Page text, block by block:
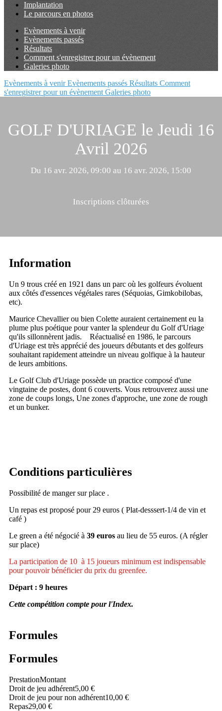
Implantation
Le parcours en photos
Evènements à venir
Evènements passés
Résultats
Comment s'enregistrer pour un évènement
Galeries photo
Evènements à venirEvènements passés Résultats Comment
s'enregistrer pour un évènement Galeries photo
GOLF D'URIAGE le Jeudi 16
Avril 2026
Du 16 avr. 2026, 09:00 au 16 avr. 2026, 15:00
Inscriptions clôturées
Information
Un 9 trous créé en 1921 dans un parc où les golfeurs évoluent
aux côtés d'essences végétales rares (Séquoias, Gimkobilobas,
etc).
Maurice Chevallier ou bien Colette auraient certainement eu la
plume plus poétique pour vanter la splendeur du Golf d'Uriage
qu'ils sillonnèrent jadis. Réactualisé en 1986, le parcours
d'Uriage est très apprécié des joueurs débutants et des golfeurs
souhaitant rapidement atteindre un niveau golfique à la hauteur
de leurs ambitions.
Le Golf Club d'Uriage possède un practice composé d'une
vingtaine de postes, dont 6 couverts. Vous retrouverez aussi une
zone de coups longs, Une zones d'approche, une zone de rough
et un bunker.
Conditions particulières
Possibilité de manger sur place .
Un repas est proposé pour 29 euros ( Plat-desssert-1/4 de vin et
café )
Le green a été négocié à 39 euros au lieu de 55 euros. (A régler
sur place)
La participation de 10 à 15 joueurs minimum est indispensable
pour pouvoir bénéficier du prix du greenfee.
Départ : 9 heures
Cette compétition compte pour l'Index.
Formules
Formules
PrestationMontant
Droit de jeu adhérent5,00 €
Droit de jeu pour non adhérent10,00 €
Repas29,00 €